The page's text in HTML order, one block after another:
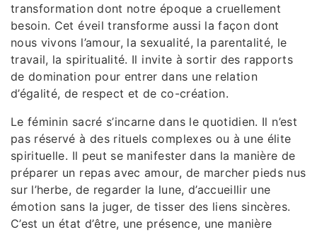
transformation dont notre époque a cruellement
besoin. Cet éveil transforme aussi la façon dont
nous vivons l’amour, la sexualité, la parentalité, le
travail, la spiritualité. Il invite à sortir des rapports
de domination pour entrer dans une relation
d’égalité, de respect et de co-création.
Le féminin sacré s’incarne dans le quotidien. Il n’est
pas réservé à des rituels complexes ou à une élite
spirituelle. Il peut se manifester dans la manière de
préparer un repas avec amour, de marcher pieds nus
sur l’herbe, de regarder la lune, d’accueillir une
émotion sans la juger, de tisser des liens sincères.
C’est un état d’être, une présence, une manière